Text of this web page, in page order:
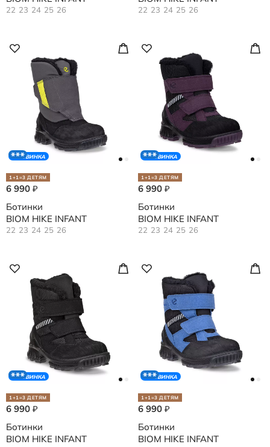
22 23 24 25 26 22 23 24 25 26
НОВИНКА
1+1=3 ДЕТЯМ
6 990 ₽
Ботинки
BIOM HIKE INFANT
22 23 24 25 26
НОВИНКА
1+1=3 ДЕТЯМ
6 990 ₽
Ботинки
BIOM HIKE INFANT
22 23 24 25 26
НОВИНКА
1+1=3 ДЕТЯМ
6 990 ₽
Ботинки
BIOM HIKE INFANT
НОВИНКА
1+1=3 ДЕТЯМ
6 990 ₽
Ботинки
BIOM HIKE INFANT